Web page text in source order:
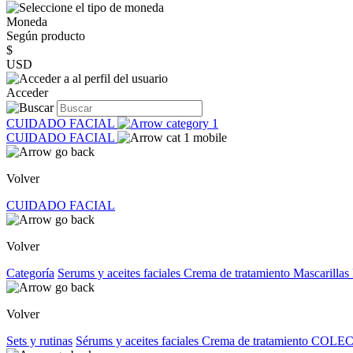
Moneda
Según producto
$
USD
Acceder
CUIDADO FACIAL
CUIDADO FACIAL
Volver
CUIDADO FACIAL
Volver
Categoría Serums y aceites faciales Crema de tratamiento Mascarillas
Volver
Sets y rutinas Sérums y aceites faciales Crema de tratamiento